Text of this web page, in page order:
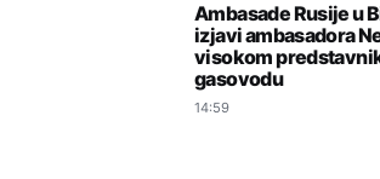
Ambasade Rusije u
izjavi ambasadora
visokom
gasovodu
14:59